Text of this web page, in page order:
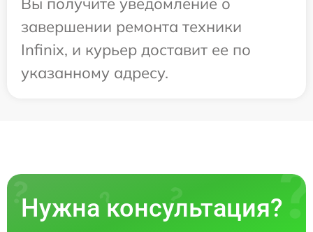
завершении ремонта техники
Infinix, и курьер доставит ее по
указанному адресу.
Нужна консультация?